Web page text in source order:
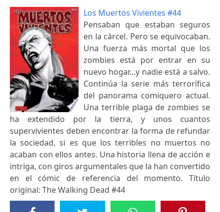
Los Muertos Vivientes #44
Pensaban que estaban seguros
en la cárcel. Pero se equivocaban.
Una fuerza más mortal que los
zombies está por entrar en su
nuevo hogar...y nadie está a salvo.
Continúa la serie más terrorífica
del panorama comiquero actual.
Una terrible plaga de zombies se
ha extendido por la tierra, y unos cuantos
supervivientes deben encontrar la forma de refundar
la sociedad, si es que los terribles no muertos no
acaban con ellos antes. Una historia llena de acción e
intriga, con giros argumentales que la han convertido
en el cómic de referencia del momento. Título
original: The Walking Dead #44